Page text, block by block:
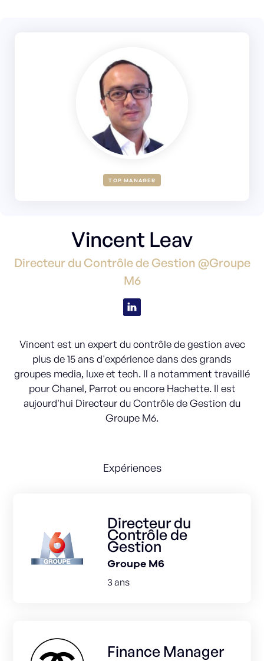
TOP MANAGER
Vincent Leav
Directeur du Contrôle de Gestion @Groupe
M6
Vincent est un expert du contrôle de gestion avec
plus de 15 ans d'expérience dans des grands
groupes media, luxe et tech. Il a notamment travaillé
pour Chanel, Parrot ou encore Hachette. Il est
aujourd'hui Directeur du Contrôle de Gestion du
Groupe M6.
Expériences
Directeur du
Contrôle de
Gestion
Groupe M6
3 ans
Finance Manager